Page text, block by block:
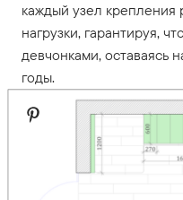
каждый узел крепления
нагрузки, гарантируя,
девчонками, оставаясь
годы.